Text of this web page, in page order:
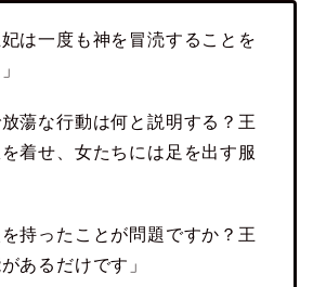
妃は一度も神を冒涜することを
放蕩な行動は何と説明する？王
着せ、女たちには足を出す服
を持ったことが問題ですか？王
あるだけです」